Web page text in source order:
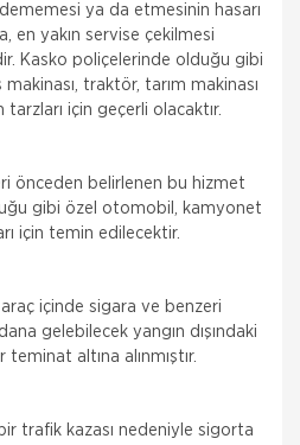
ya da etmesinin hasarı
en yakın servise çekilmesi
Kasko poliçelerinde olduğu gibi
traktör, tarım makinası
tarzları için geçerli olacaktır.
önceden belirlenen bu hizmet
gibi özel otomobil, kamyonet
için temin edilecektir.
içinde sigara ve benzeri
gelebilecek yangın dışındaki
altına alınmıştır.
trafik kazası nedeniyle sigorta